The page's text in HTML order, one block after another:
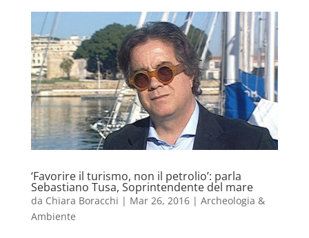
‘Favorire il turismo, non il petrolio’: parla
Sebastiano Tusa, Soprintendente del mare
da Chiara Boracchi | Mar 26, 2016| Archeologia &
Ambiente